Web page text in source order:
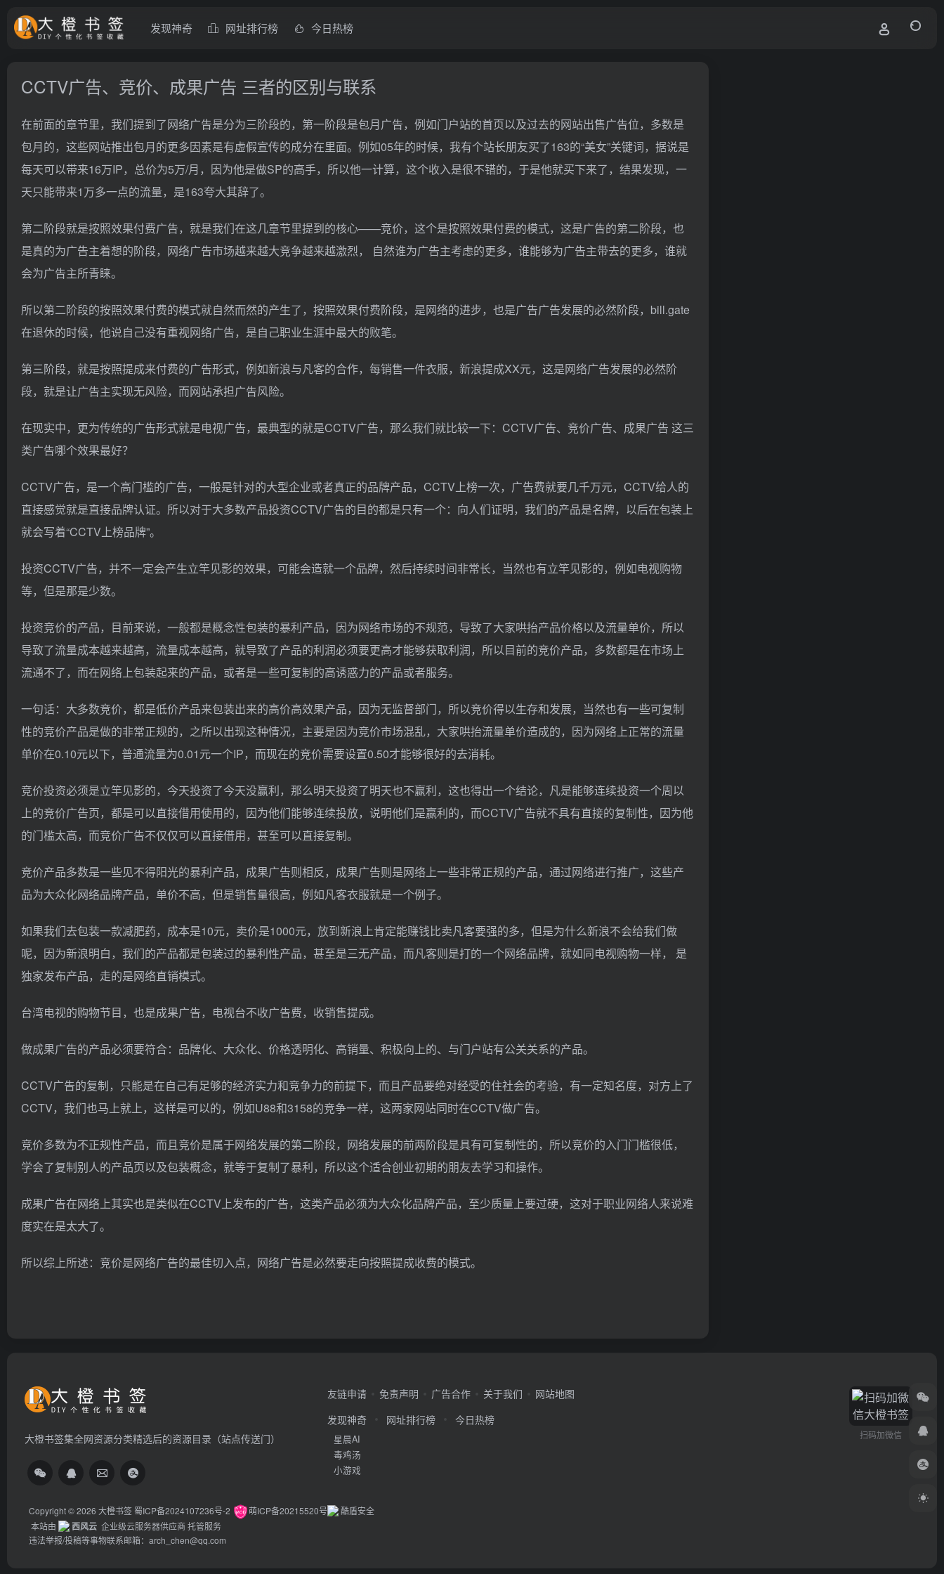
发现神奇 网址排行榜 今日热榜
CCTV广告、竞价、成果广告 三者的区别与联系
在前面的章节里，我们提到了网络广告是分为三阶段的，第一阶段是包月广告，例如门户站的首页以及过去的网站出售广告位，多数是
包月的，这些网站推出包月的更多因素是有虚假宣传的成分在里面。例如05年的时候，我有个站长朋友买了163的“美女”关键词，据说是
每天可以带来16万IP，总价为5万/月，因为他是做SP的高手，所以他一计算，这个收入是很不错的，于是他就买下来了，结果发现，一
天只能带来1万多一点的流量，是163夸大其辞了。
第二阶段就是按照效果付费广告，就是我们在这几章节里提到的核心——竞价，这个是按照效果付费的模式，这是广告的第二阶段，也
是真的为广告主着想的阶段，网络广告市场越来越大竞争越来越激烈， 自然谁为广告主考虑的更多，谁能够为广告主带去的更多，谁就
会为广告主所青睐。
所以第二阶段的按照效果付费的模式就自然而然的产生了，按照效果付费阶段，是网络的进步，也是广告广告发展的必然阶段，bill.gate
在退休的时候，他说自己没有重视网络广告，是自己职业生涯中最大的败笔。
第三阶段，就是按照提成来付费的广告形式，例如新浪与凡客的合作，每销售一件衣服，新浪提成XX元，这是网络广告发展的必然阶
段，就是让广告主实现无风险，而网站承担广告风险。
在现实中，更为传统的广告形式就是电视广告，最典型的就是CCTV广告，那么我们就比较一下：CCTV广告、竞价广告、成果广告 这三
类广告哪个效果最好？
CCTV广告，是一个高门槛的广告，一般是针对的大型企业或者真正的品牌产品，CCTV上榜一次，广告费就要几千万元，CCTV给人的
直接感觉就是直接品牌认证。所以对于大多数产品投资CCTV广告的目的都是只有一个：向人们证明，我们的产品是名牌，以后在包装上
就会写着“CCTV上榜品牌”。
投资CCTV广告，并不一定会产生立竿见影的效果，可能会造就一个品牌，然后持续时间非常长，当然也有立竿见影的，例如电视购物
等，但是那是少数。
投资竞价的产品，目前来说，一般都是概念性包装的暴利产品，因为网络市场的不规范，导致了大家哄抬产品价格以及流量单价，所以
导致了流量成本越来越高，流量成本越高，就导致了产品的利润必须要更高才能够获取利润，所以目前的竞价产品，多数都是在市场上
流通不了，而在网络上包装起来的产品，或者是一些可复制的高诱惑力的产品或者服务。
一句话：大多数竞价，都是低价产品来包装出来的高价高效果产品，因为无监督部门，所以竞价得以生存和发展，当然也有一些可复制
性的竞价产品是做的非常正规的，之所以出现这种情况，主要是因为竞价市场混乱，大家哄抬流量单价造成的，因为网络上正常的流量
单价在0.10元以下，普通流量为0.01元一个IP，而现在的竞价需要设置0.50才能够很好的去消耗。
竞价投资必须是立竿见影的，今天投资了今天没赢利，那么明天投资了明天也不赢利，这也得出一个结论，凡是能够连续投资一个周以
上的竞价广告页，都是可以直接借用使用的，因为他们能够连续投放，说明他们是赢利的，而CCTV广告就不具有直接的复制性，因为他
的门槛太高，而竞价广告不仅仅可以直接借用，甚至可以直接复制。
竞价产品多数是一些见不得阳光的暴利产品，成果广告则相反，成果广告则是网络上一些非常正规的产品，通过网络进行推广，这些产
品为大众化网络品牌产品，单价不高，但是销售量很高，例如凡客衣服就是一个例子。
如果我们去包装一款减肥药，成本是10元，卖价是1000元，放到新浪上肯定能赚钱比卖凡客要强的多，但是为什么新浪不会给我们做
呢，因为新浪明白，我们的产品都是包装过的暴利性产品，甚至是三无产品，而凡客则是打的一个网络品牌，就如同电视购物一样， 是
独家发布产品，走的是网络直销模式。
台湾电视的购物节目，也是成果广告，电视台不收广告费，收销售提成。
做成果广告的产品必须要符合：品牌化、大众化、价格透明化、高销量、积极向上的、与门户站有公关关系的产品。
CCTV广告的复制，只能是在自己有足够的经济实力和竞争力的前提下，而且产品要绝对经受的住社会的考验，有一定知名度，对方上了
CCTV，我们也马上就上，这样是可以的，例如U88和3158的竞争一样，这两家网站同时在CCTV做广告。
竞价多数为不正规性产品，而且竞价是属于网络发展的第二阶段，网络发展的前两阶段是具有可复制性的，所以竞价的入门门槛很低，
学会了复制别人的产品页以及包装概念，就等于复制了暴利，所以这个适合创业初期的朋友去学习和操作。
成果广告在网络上其实也是类似在CCTV上发布的广告，这类产品必须为大众化品牌产品，至少质量上要过硬，这对于职业网络人来说难
度实在是太大了。
所以综上所述：竞价是网络广告的最佳切入点，网络广告是必然要走向按照提成收费的模式。
大橙书签集全网资源分类精选后的资源目录（站点传送门）
友链申请 免责声明 广告合作 关于我们
网站地图
发现神奇
星晨AI
毒鸡汤
小游戏
网址排行榜 今日热榜
扫码加微信
Copyright © 2026 大橙书签 蜀ICP备2024107236号-2 萌ICP备20215520号
酷盾安全
本站由
西风云 企业级云服务器供应商 托管服务
违法举报/投稿等事物联系邮箱：arch_chen@qq.com